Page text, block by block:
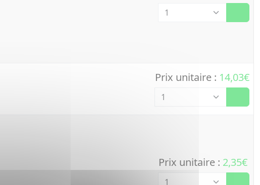
Prix unitaire : 14,03€
Prix unitaire : 2,35€
Quantité